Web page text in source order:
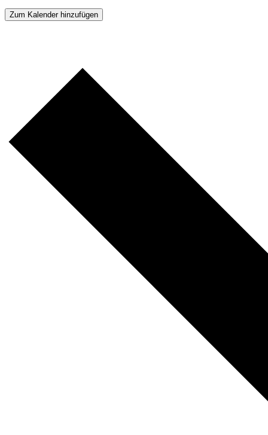
Zum Kalender hinzufügen